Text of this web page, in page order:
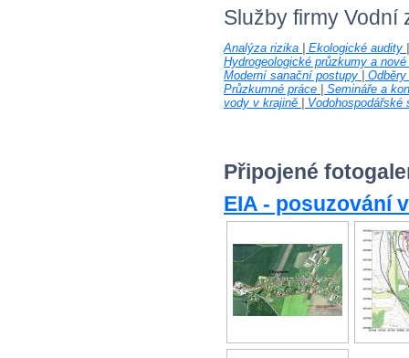
Služby firmy Vodní
Analýza rizika Ekologické audity
Hydrogeologické průzkumy a
Moderní sanační postupy
Průzkumné práce
Semináře a
vody v krajině
Vodohospodářské
Připojené
EIA - posuzování